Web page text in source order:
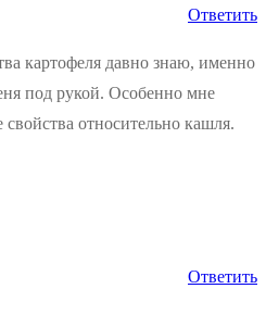
Ответить
картофеля давно знаю, именно
под рукой. Особенно мне
относительно кашля.
Ответить